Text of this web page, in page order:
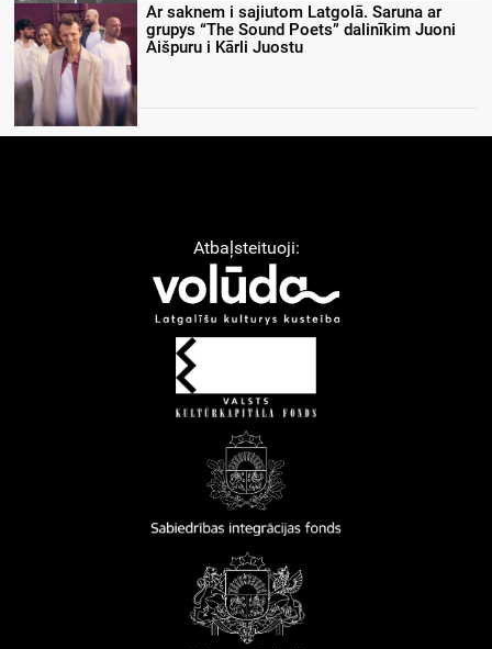
Ar saknem i sajiutom Latgolā. Saruna ar
grupys “The Sound Poets” dalinīkim Juoni
Aišpuru i Kārli Juostu
Atbaļsteituoji: